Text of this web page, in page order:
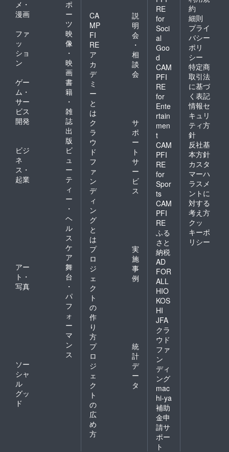
メ・
漫画
ポ
ー
ツ
ファ
ッ
ショ
ン
映
像
・
映
画
ゲー
ム・
サー
ビス
開発
書
籍
・
雑
誌
出
版
ビジ
ネ
ス・
起業
ビ
ュ
ー
テ
ィ
ー
・
ヘ
ル
ス
ケ
ア
アー
ト・
写真
舞
台
・
パ
フ
ォ
ー
マ
ン
ス
ソー
シャ
ル
グッ
ド
CA
MP
FI
RE
ア
カ
デ
ミ
ー
と
は
説
明
会
・
相
談
会
ク
ラ
ウ
ド
フ
ァ
ン
デ
ィ
ン
グ
と
は
サ
ポ
ー
ト
サ
ー
ビ
ス
プ
ロ
ジ
ェ
ク
ト
の
作
り
方
実
施
事
例
プ
ロ
ジ
ェ
ク
ト
の
広
め
方
統
計
デ
ー
タ
RE
for
Soci
al
Goo
d
CAM
PFI
RE
for
Ente
rtain
men
t
CAM
PFI
RE
for
Spor
ts
CAM
PFI
RE
ふる
さと
納税
AD
FOR
ALL
HIO
KOS
HI
JFA
クラ
ウド
ファ
ン
ディ
ング
mac
hi-ya
補助
金申
請サ
ポー
ト
約
細則
プライ
バシー
ポリ
シー
特定商
取引法
に基づ
く表記
情報セ
キュリ
ティ方
針
反社基
本方針
カスタ
マーハ
ラスメ
ントに
対する
考え方
クッ
キーポ
リシー